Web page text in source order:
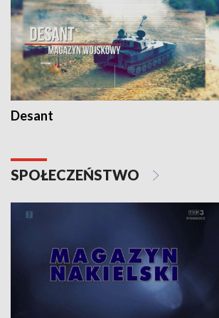
Desant
SPOŁECZEŃSTWO